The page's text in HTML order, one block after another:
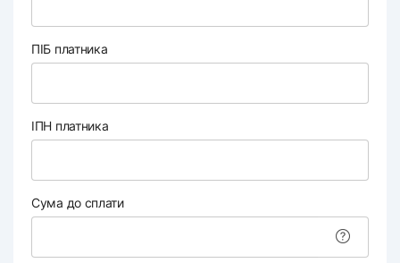
ПІБ платника
ІПН платника
Сума до сплати